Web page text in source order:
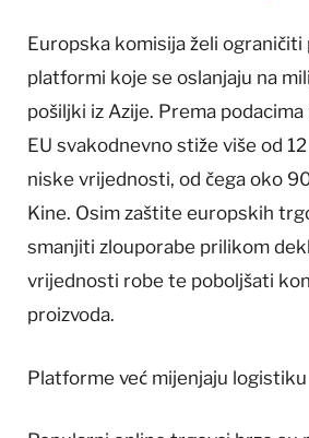
Europska komisija želi ograničiti
platformi koje se oslanjaju na
pošiljki iz Azije. Prema
EU svakodnevno stiže više od
niske vrijednosti, od čega oko
Kine. Osim zaštite europskih
smanjiti zlouporabe prilikom
vrijednosti robe te poboljšati
proizvoda.
Platforme već mijenjaju logistiku